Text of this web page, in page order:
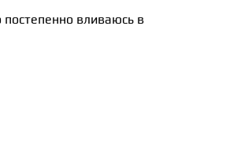
вливаюсь в